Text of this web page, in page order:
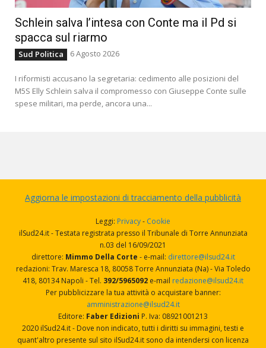
Schlein salva l’intesa con Conte ma il Pd si
spacca sul riarmo
Sud Politica 6 Agosto 2026
I riformisti accusano la segretaria: cedimento alle posizioni del
M5S Elly Schlein salva il compromesso con Giuseppe Conte sulle
spese militari, ma perde, ancora una...
Aggiorna le impostazioni di tracciamento della pubblicità
Leggi: Privacy- Cookie
ilSud24.it - Testata registrata presso il Tribunale di Torre Annunziata
n.03 del 16/09/2021
direttore: Mimmo Della Corte - e-mail: direttore@ilsud24.it
redazioni: Trav. Maresca 18, 80058 Torre Annunziata (Na) - Via Toledo
418, 80134 Napoli - Tel. 392/5965092 e-mail redazione@ilsud24.it
Per pubblicizzare la tua attività o acquistare banner:
amministrazione@ilsud24.it
Editore: Faber Edizioni P. Iva: 08921001213
2020 ilSud24.it - Dove non indicato, tutti i diritti su immagini, testi e
quant'altro presente sul sito ilSud24.it sono da intendersi con licenza